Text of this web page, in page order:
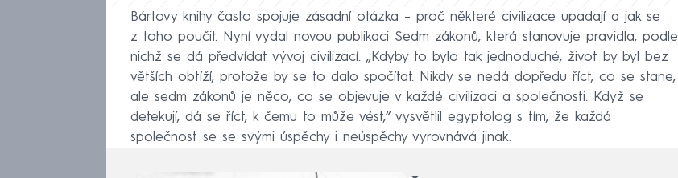
Bártovy knihy často spojuje zásadní otázka – proč některé civilizace upadají a jak se
z toho poučit. Nyní vydal novou publikaci Sedm zákonů, která stanovuje pravidla, podle
nichž se dá předvídat vývoj civilizací. „Kdyby to bylo tak jednoduché, život by byl bez
větších obtíží, protože by se to dalo spočítat. Nikdy se nedá dopředu říct, co se stane,
ale sedm zákonů je něco, co se objevuje v každé civilizaci a společnosti. Když se
detekují, dá se říct, k čemu to může vést,“ vysvětlil egyptolog s tím, že každá
společnost se se svými úspěchy i neúspěchy vyrovnává jinak.